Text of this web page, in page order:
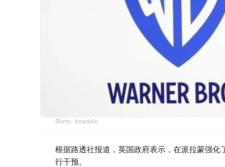
Фото: Аnadolu
根据路透社报道，英国政府表示，在派拉蒙强
行干预。